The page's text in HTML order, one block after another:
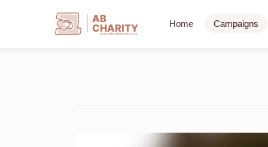
AB
CHARITY
powerd by ahblicklive.com
Home Campaigns